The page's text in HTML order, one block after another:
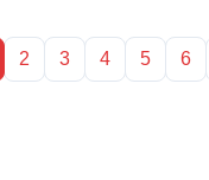
2 3 4 5 6